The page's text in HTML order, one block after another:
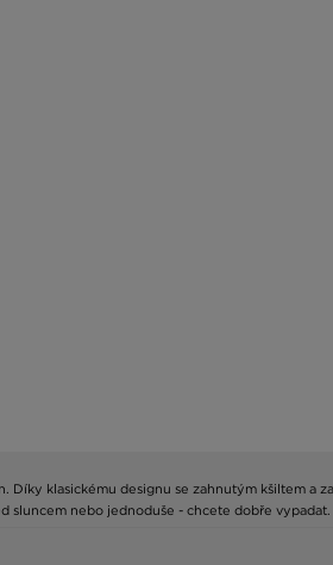
klasickému designu se zahnutým kšiltem a
sluncem nebo jednoduše - chcete dobře vypadat.